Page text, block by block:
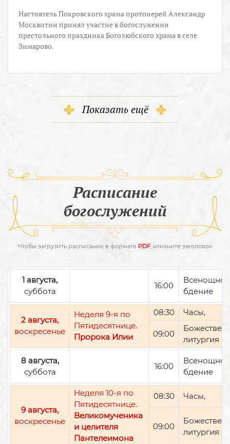
Настоятель Покровского храма протоиерей Александр
Москвитин принял участие в богослужении
престольного праздника Боголюбского храма в селе
Зимарово.
Показать ещё
Расписание
богослужений
Чтобы загрузить расписание в формате PDF, кликните заголовок
1 августа,
суббота
16:00
Всенощное
бдение
2 августа,
воскресенье
Неделя 9-я по
Пятидесятнице.
Пророка Илии
08:30 Часы,
09:00
литургия
8 августа,
суббота
16:00
Всенощное
бдение
9 августа,
воскресенье
Неделя 10-я по
Пятидесятнице.
Великомученика
и целителя
Пантелеимона
08:30 Часы,
09:00
литургия